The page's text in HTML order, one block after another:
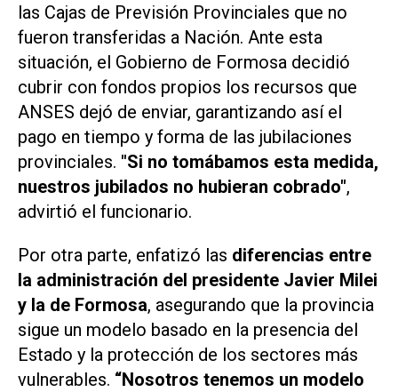
las Cajas de Previsión Provinciales que no
fueron transferidas a Nación. Ante esta
situación, el Gobierno de Formosa decidió
cubrir con fondos propios los recursos que
ANSES dejó de enviar, garantizando así el
pago en tiempo y forma de las jubilaciones
provinciales. "Si no tomábamos esta medida,
nuestros jubilados no hubieran cobrado",
advirtió el funcionario.
Por otra parte, enfatizó las diferencias entre
la administración del presidente Javier Milei
y la de Formosa, asegurando que la provincia
sigue un modelo basado en la presencia del
Estado y la protección de los sectores más
vulnerables. “Nosotros tenemos un modelo